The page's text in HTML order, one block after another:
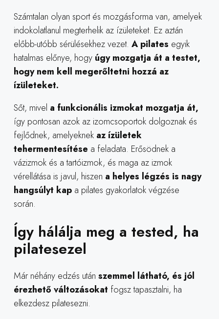
Számtalan olyan sport és mozgásforma van, amelyek
indokolatlanul megterhelik az ízületeket. Ez aztán
előbb-utóbb sérülésekhez vezet. A pilates egyik
hatalmas előnye, hogy úgy mozgatja át a testet,
hogy nem kell megerőltetni hozzá az
ízületeket.
Sőt, mivel a funkcionális izmokat mozgatja át,
így pontosan azok az izomcsoportok dolgoznak és
fejlődnek, amelyeknek az ízületek
tehermentesítése a feladata. Erősödnek a
vázizmok és a tartóizmok, és maga az izmok
vérellátása is javul, hiszen a helyes légzés is nagy
hangsúlyt kap a pilates gyakorlatok végzése
során.
Így hálálja meg a tested, ha
pilatesezel
Már néhány edzés után szemmel látható, és jól
érezhető változásokat fogsz tapasztalni, ha
elkezdesz pilatesezni.